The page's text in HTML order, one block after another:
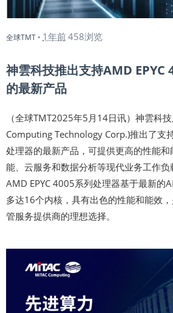
全球TMT • 1年前458浏览
神雲科技推出支持AMD EPYC
的最新产品
（全球TMT2025年5月14日讯）神雲科
Computing Technology Corp.)推出了支
处理器的最新产品，可提供更高的性能
能、云服务和数据分析等现代业务工作负
AMD EPYC 4005系列处理器基于最新的
多达16个内核，具有出色的性能和能效
管服务提供商的理想选择。